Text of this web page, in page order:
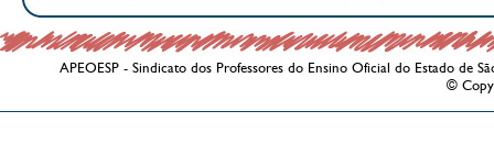
APEOESP - Sindicato dos Professores do Ensino Oficial do Estado de
©